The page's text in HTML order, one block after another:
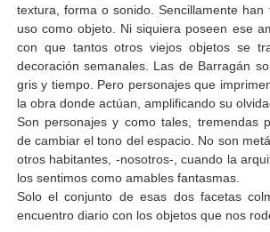
textura, forma o sonido. Sencillamente
uso como objeto. Ni siquiera poseen ese
con que tantos otros viejos objetos se
decoración semanales. Las de Barragán
gris y tiempo. Pero personajes que
la obra donde actúan, amplificando su
Son personajes y como tales, tremendas
de cambiar el tono del espacio. No son
otros habitantes, -nosotros-, cuando la
los sentimos como amables fantasmas.
Solo el conjunto de esas dos facetas
encuentro diario con los objetos que nos